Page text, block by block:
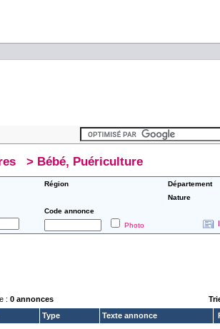
> Bébé, Puériculture
Région Département
Nature
Code annonce
Photo
: 0 annonces
Type Texte annonce